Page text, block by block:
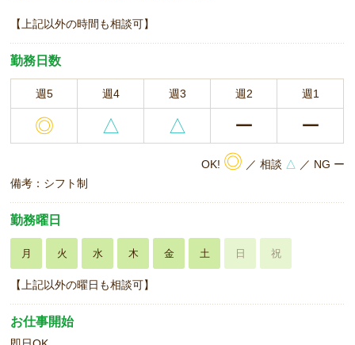
【上記以外の時間も相談可】
勤務日数
週5 週4 週3 週2 週1
◎ △ △ ー ー
OK! ◎ ／ 相談 △ ／ NG ー
備考：シフト制
勤務曜日
月 火 水 木 金 土 日 祝
【上記以外の曜日も相談可】
お仕事開始